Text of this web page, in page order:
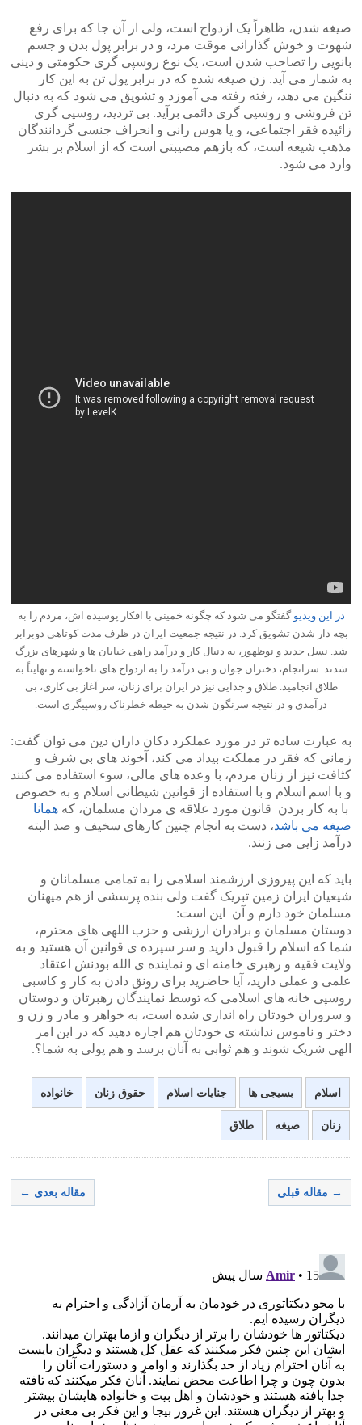
صیغه شدن، ظاهراً یک ازدواج است، ولی از آن جا که برای رفع
شهوت و خوش گذارانی موقت مرد، و در برابر پول بدن و جسم
بانویی را تصاحب شدن است، یک نوع روسپی گری حکومتی و دینی
به شمار می آید. زن صیغه شده که در برابر پول تن به این کار
ننگین می دهد، رفته رفته می آموزد و تشویق می شود که به دنبال
تن فروشی و روسپی گری دائمی برآید. بی تردید، روسپی گری
زائیده فقر اجتماعی، و یا هوس رانی و انحراف جنسی گردانندگان
مذهب شیعه است، که بازهم مصیبتی است که از اسلام بر بشر
وارد می شود.
در این ویدیو گفتگو می شود که چگونه خمینی با افکار پوسیده اش، مردم را به
بچه دار شدن تشویق کرد. در نتیجه جمعیت ایران در ظرف مدت کوتاهی دوبرابر
شد. نسل جدید و نوظهور، به دنبال کار و درآمد راهی خیابان ها و شهرهای بزرگ
شدند. سرانجام، دختران جوان و بی درآمد را به ازدواج های ناخواسته و نهایتاً به
طلاق انجامید. طلاق و جدایی نیز در ایران برای زنان، سر آغاز بی کاری، بی
درآمدی و در نتیجه سرنگون شدن به حیطه خطرناک روسپیگری است.
به عبارت ساده تر در مورد عملکرد دکان داران دین می توان گفت:
زمانی که فقر در مملکت بیداد می کند، آخوند های بی شرف و
کثافت نیز از زنان مردم، با وعده های مالی، سوء استفاده می کنند
و با اسم اسلام و با استفاده از قوانین شیطانی اسلام و به خصوص
با به کار بردن قانون مورد علاقه ی مردان مسلمان، که همانا
صیغه می باشد، دست به انجام چنین کارهای سخیف و صد البته
درآمد زایی می زنند.
باید که این پیروزی ارزشمند اسلامی را به تمامی مسلمانان و
شیعیان ایران زمین تبریک گفت ولی بنده پرسشی از هم میهنان
مسلمان خود دارم و آن این است:
دوستان مسلمان و برادران ارزشی و حزب اللهی های محترم،
شما که اسلام را قبول دارید و سر سپرده ی قوانین آن هستید و به
ولایت فقیه و رهبری خامنه ای و نماینده ی الله بودنش اعتقاد
علمی و عملی دارید، آیا حاضرید برای رونق دادن به کار و کاسبی
روسپی خانه های اسلامی که توسط نمایندگان رهبرتان و دوستان
و سروران خودتان راه اندازی شده است، به خواهر و مادر و زن و
دختر و ناموس نداشته ی خودتان هم اجازه دهید که در این امر
الهی شریک شوند و هم ثوابی به آنان برسد و هم پولی به شما؟.
اسلام بسیجی ها جنایات اسلام حقوق زنان خانواده
زنان صیغه طلاق
→ مقاله قبلی مقاله بعدی ←